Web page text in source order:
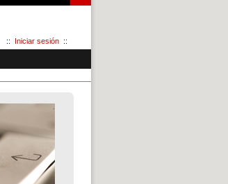
:: Iniciar sesión ::